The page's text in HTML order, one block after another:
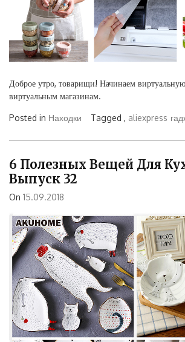
Доброе утро, товарищи! Начинаем
виртуальным магазинам.
Posted in Находки Tagged , aliexpress
6 Полезных Вещей Для
Выпуск 32
On 15.09.2018